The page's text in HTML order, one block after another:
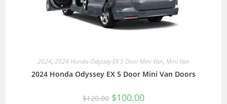
2024, 2024 Honda Odyssey EX 5 Door Mini Van, Mini Van
2024 Honda Odyssey EX 5 Door Mini Van Doors
$120.00 $100.00